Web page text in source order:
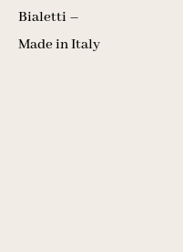
Bialetti –
Made in Italy